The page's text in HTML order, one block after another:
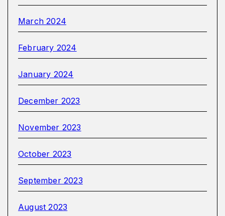
March 2024
February 2024
January 2024
December 2023
November 2023
October 2023
September 2023
August 2023